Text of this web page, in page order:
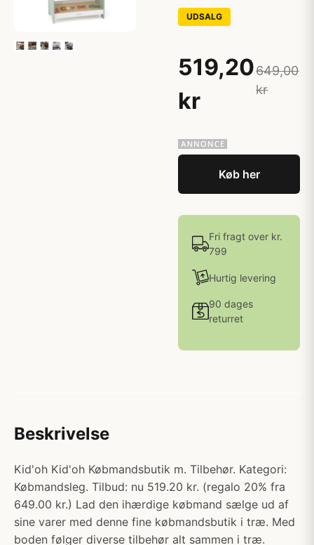
UDSALG
519,20
kr
649,00
kr
Køb her
Fri fragt over kr.
799
Hurtig levering
90 dages
returret
Beskrivelse
Kid'oh Kid'oh Købmandsbutik m. Tilbehør. Kategori:
Købmandsleg. Tilbud: nu 519.20 kr. (regalo 20% fra
649.00 kr.) Lad den ihærdige købmand sælge ud af
sine varer med denne fine købmandsbutik i træ. Med
boden følger diverse tilbehør alt sammen i træ.